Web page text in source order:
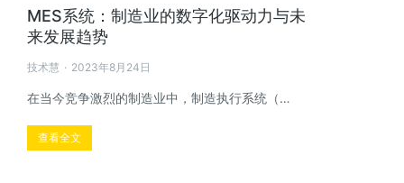
MES系统：制造业的数字化驱动力与未
来发展趋势
技术慧 2023年8月24日
在当今竞争激烈的制造业中，制造执行系统（…
查看全文